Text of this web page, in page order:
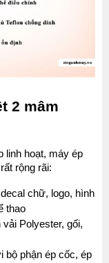
2 mâm
linh hoạt, máy ép
rộng rãi:
chữ, logo, hình
thao
vải Polyester, gối,
bộ phận ép cốc, ép